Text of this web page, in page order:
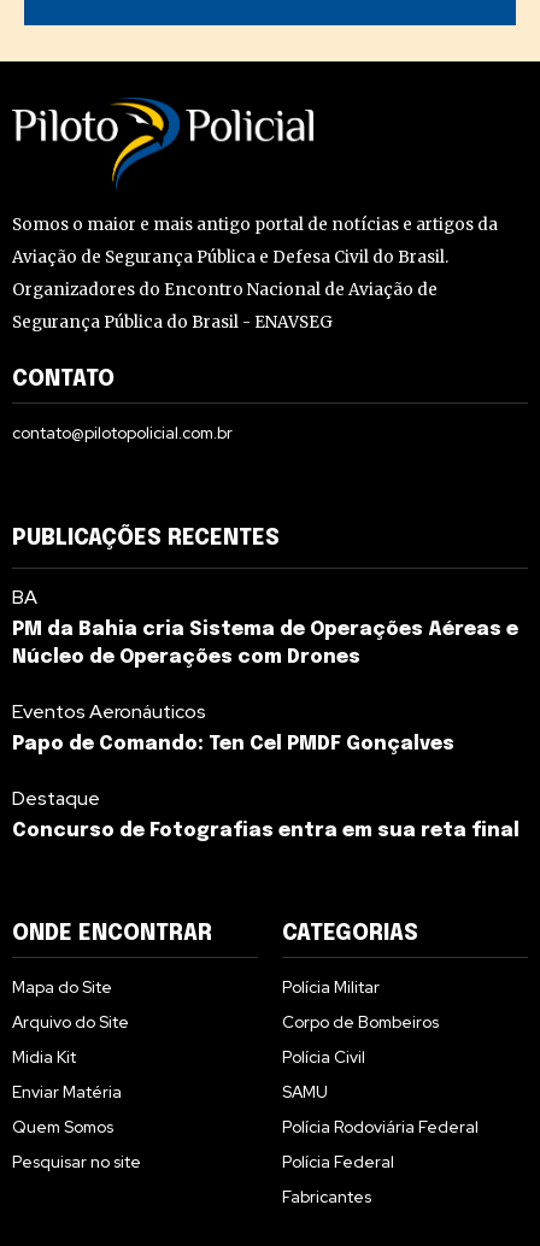
Somos o maior e mais antigo portal de notícias e artigos da
Aviação de Segurança Pública e Defesa Civil do Brasil.
Organizadores do Encontro Nacional de Aviação de
Segurança Pública do Brasil - ENAVSEG
CONTATO
contato@pilotopolicial.com.br
PUBLICAÇÕES RECENTES
BA
PM da Bahia cria Sistema de Operações Aéreas e
Núcleo de Operações com Drones
Eventos Aeronáuticos
Papo de Comando: Ten Cel PMDF Gonçalves
Destaque
Concurso de Fotografias entra em sua reta final
ONDE ENCONTRAR
Mapa do Site
Arquivo do Site
Midia Kit
Enviar Matéria
Quem Somos
Pesquisar no site
CATEGORIAS
Polícia Militar
Corpo de Bombeiros
Polícia Civil
SAMU
Polícia Rodoviária Federal
Polícia Federal
Fabricantes